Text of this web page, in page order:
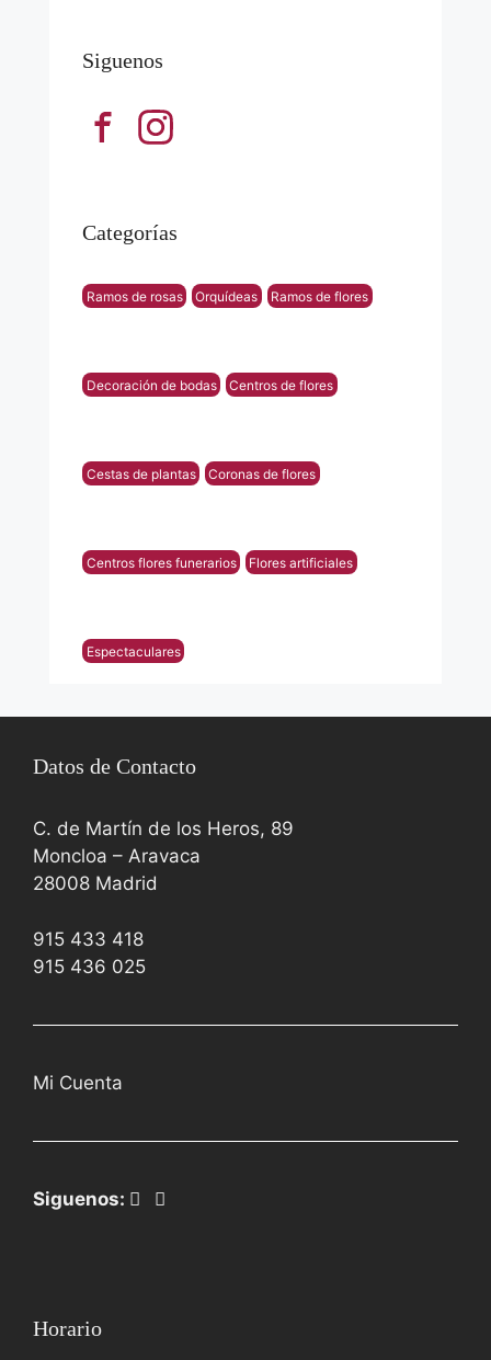
Siguenos
Categorías
Ramos de rosas Orquídeas Ramos de flores
Decoración de bodas Centros de flores
Cestas de plantas Coronas de flores
Centros flores funerarios Flores artificiales
Espectaculares
Datos de Contacto
C. de Martín de los Heros, 89
Moncloa – Aravaca
28008 Madrid
915 433 418
915 436 025
Mi Cuenta
Siguenos:
Horario